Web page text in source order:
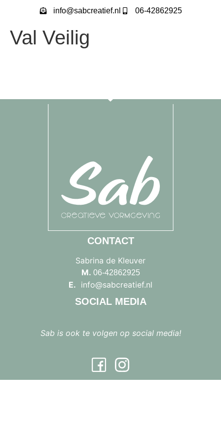
info@sabcreatief.nl 06-42862925
Val Veilig
CONTACT
Sabrina de Kleuver
M. 06-42862925
E. info@sabcreatief.nl
SOCIAL MEDIA
Sab is ook te volgen op social media!